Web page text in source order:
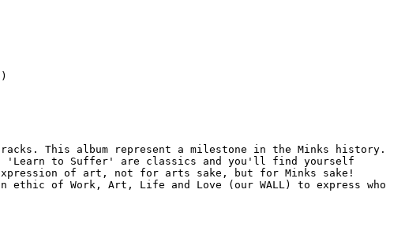
This album represent a milestone in the Minks history.
'Learn to Suffer' are classics and you'll find yourself
of art, not for arts sake, but for Minks sake!
of Work, Art, Life and Love (our WALL) to express who